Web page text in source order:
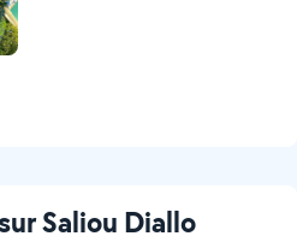
Saliou Diallo